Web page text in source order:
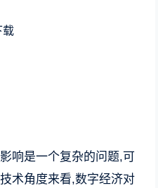
载
响是一个复杂的问题,可
术角度来看,数字经济对